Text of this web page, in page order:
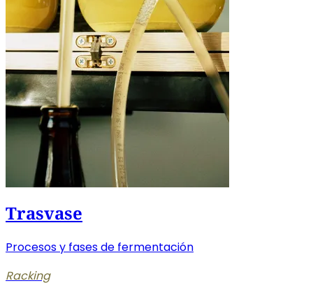
Trasvase
Procesos y fases de fermentación
Racking